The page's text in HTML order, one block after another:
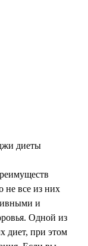
диеты
не все из них
и
Одной из
диет, при этом